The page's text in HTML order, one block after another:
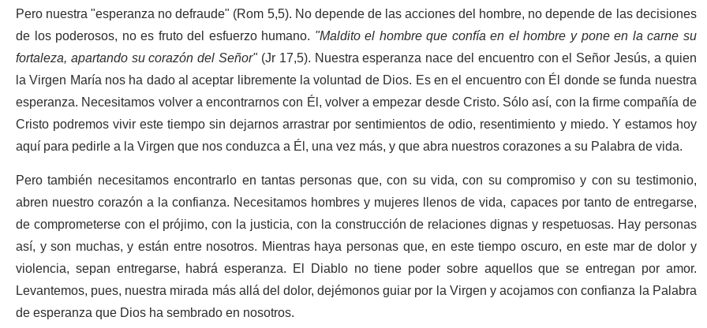
Pero nuestra "esperanza no defraude" (Rom 5,5). No depende de las acciones del hombre, no depende de las decisiones
de los poderosos, no es fruto del esfuerzo humano. "Maldito el hombre que confía en el hombre y pone en la carne su
fortaleza, apartando su corazón del Señor"(Jr 17,5). Nuestra esperanza nace del encuentro con el Señor Jesús, a quien
la Virgen María nos ha dado al aceptar libremente la voluntad de Dios. Es en el encuentro con Él donde se funda nuestra
esperanza. Necesitamos volver a encontrarnos con Él, volver a empezar desde Cristo. Sólo así, con la firme compañía de
Cristo podremos vivir este tiempo sin dejarnos arrastrar por sentimientos de odio, resentimiento y miedo. Y estamos hoy
aquí para pedirle a la Virgen que nos conduzca a Él, una vez más, y que abra nuestros corazones a su Palabra de vida.
Pero también necesitamos encontrarlo en tantas personas que, con su vida, con su compromiso y con su testimonio,
abren nuestro corazón a la confianza. Necesitamos hombres y mujeres llenos de vida, capaces por tanto de entregarse,
de comprometerse con el prójimo, con la justicia, con la construcción de relaciones dignas y respetuosas. Hay personas
así, y son muchas, y están entre nosotros. Mientras haya personas que, en este tiempo oscuro, en este mar de dolor y
violencia, sepan entregarse, habrá esperanza. El Diablo no tiene poder sobre aquellos que se entregan por amor.
Levantemos, pues, nuestra mirada más allá del dolor, dejémonos guiar por la Virgen y acojamos con confianza la Palabra
de esperanza que Dios ha sembrado en nosotros.